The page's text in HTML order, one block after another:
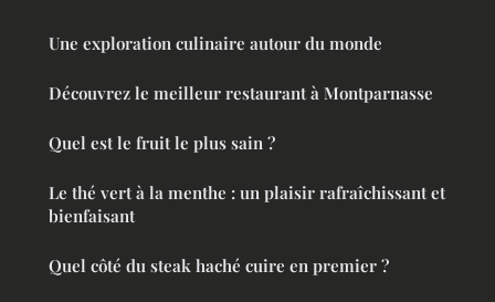
Une exploration culinaire autour du monde
Découvrez le meilleur restaurant à Montparnasse
Quel est le fruit le plus sain ?
Le thé vert à la menthe : un plaisir rafraîchissant et
bienfaisant
Quel côté du steak haché cuire en premier ?